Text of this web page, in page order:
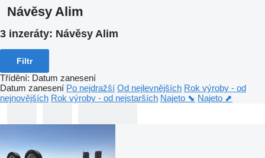
Návěsy Alim
3 inzeráty: Návěsy Alim
Filtr
Třídění: Datum zanesení
Datum zanesení Po nejdražší Od nejlevnějších Rok výroby - od
nejnovějších Rok výroby - od nejstarších Najeto ⬊ Najeto ⬈